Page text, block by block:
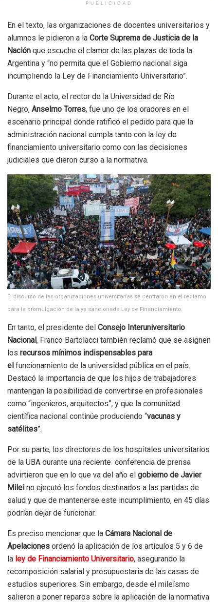
PUBLICIDAD
En el texto, las organizaciones de docentes universitarios y
alumnos le pidieron a la Corte Suprema de Justicia de la
Nación que escuche el clamor de las plazas de toda la
Argentina y “no permita que el Gobierno nacional siga
incumpliendo la Ley de Financiamiento Universitario”.
Durante el acto, el rector de la Universidad de Río
Negro, Anselmo Torres, fue uno de los oradores en el
escenario principal donde ratificó el pedido para que la
administración nacional cumpla tanto con la ley de
financiamiento universitario como con las decisiones
judiciales que dieron curso a la normativa.
El discurso de las organizaciones universitarias se centraron en el reclamo
para la promulgación de la ya sancionada Ley de Financiamiento.
En tanto, el presidente del Consejo Interuniversitario
Nacional, Franco Bartolacci también reclamó que se asignen
los recursos mínimos indispensables para
el funcionamiento de la universidad pública en el país.
Destacó la importancia de que los hijos de trabajadores
mantengan la posibilidad de convertirse en profesionales
como “ingenieros, arquitectos”, y que la comunidad
científica nacional continúe produciendo “vacunas y
satélites”.
Por su parte, los directores de los hospitales universitarios
de la UBA durante una reciente conferencia de prensa
advirtieron que en lo que va del año el gobierno de Javier
Milei no ejecutó los fondos destinados a las partidas de
salud y que de mantenerse este incumplimiento, en 45 días
podrían dejar de funcionar.
Es preciso mencionar que la Cámara Nacional de
Apelaciones ordenó la aplicación de los artículos 5 y 6 de
la ley de Financiamiento Universitario, asegurando la
recomposición salarial y presupuestaria de las casas de
estudios superiores. Sin embargo, desde el mileísmo
salieron a poner reparos sobre la aplicación de la normativa.